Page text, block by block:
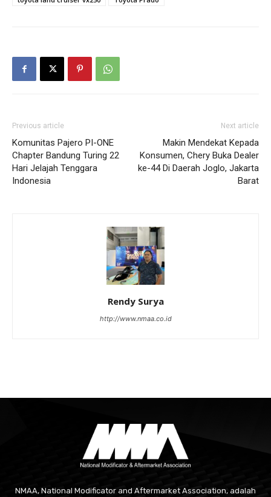
Previous article
Komunitas Pajero PI-ONE
Chapter Bandung Turing 22
Hari Jelajah Tenggara
Indonesia
Next article
Makin Mendekat Kepada
Konsumen, Chery Buka Dealer
ke-44 Di Daerah Joglo, Jakarta
Barat
Rendy Surya
http://www.nmaa.co.id
NMAA, National Modificator and Aftermarket Association, adalah